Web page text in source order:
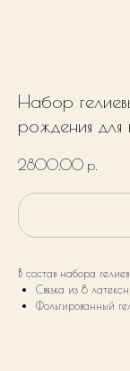
Набор
рождения
2800,00 р.
В состав набора
Связка из 8
Фольгированный